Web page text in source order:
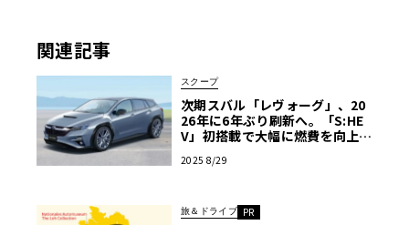
関連記事
スクープ
次期スバル「レヴォーグ」、20
26年に6年ぶり刷新へ。「S:HE
V」初搭載で大幅に燃費を向上
2025 8/29
旅＆ドライブ PR